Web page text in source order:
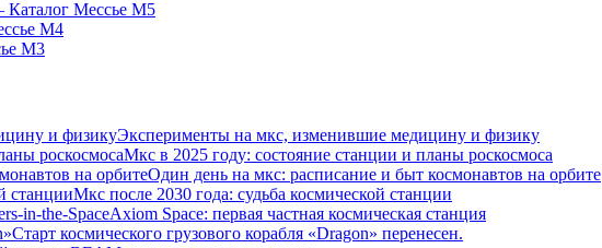
Каталог Мессье М5
М4
М3
Эксперименты на мкс, изменившие медицину и физику
Мкс в 2025 году: состояние станции и планы роскосмоса
Один день на мкс: расписание и быт космонавтов на орбите
Мкс после 2030 года: судьба космической станции
Axiom Space: первая частная космическая станция
Старт космического грузового корабля «Dragon» перенесен.